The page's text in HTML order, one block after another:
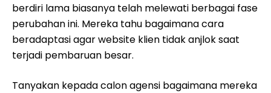
berdiri lama biasanya telah melewati berbagai fase
perubahan ini. Mereka tahu bagaimana cara
beradaptasi agar website klien tidak anjlok saat
terjadi pembaruan besar.
Tanyakan kepada calon agensi bagaimana mereka